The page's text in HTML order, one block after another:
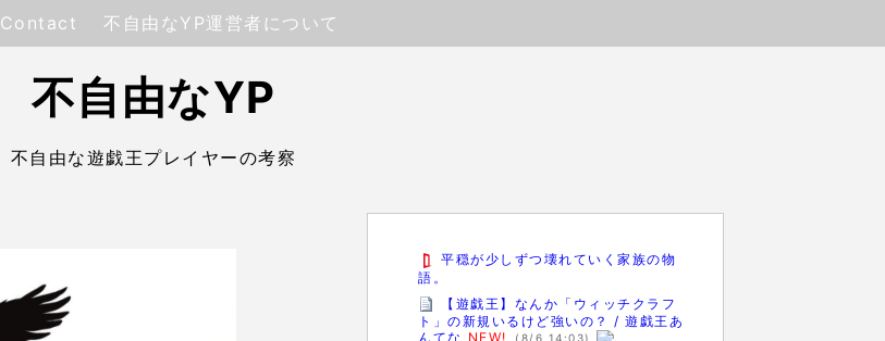
Contact 不自由なYP運営者について
不自由なYP
不自由な遊戯王プレイヤーの考察
平穏が少しずつ壊れていく家族の物
語。
【遊戯王】なんか「ウィッチクラフ
ト」の新規いるけど強いの？ / 遊戯王あ
んてな NEW! (8/6 14:03)